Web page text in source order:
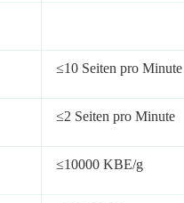
≤10 Seiten pro Minute
≤2 Seiten pro Minute
≤10000 KBE/g